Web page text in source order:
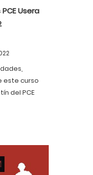
Usera
este curso
del PCE